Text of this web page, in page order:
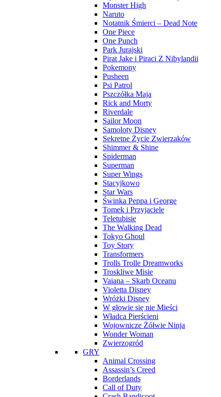
Monster High
Naruto
Notatnik Śmierci – Dead Note
One Piece
One Punch
Park Jurajski
Pirat Jake i Piraci Z Nibylandii
Pokemony
Pusheen
Psi Patrol
Pszczółka Maja
Rick and Morty
Riverdale
Sailor Moon
Samoloty Disney
Sekretne Życie Zwierzaków
Shimmer & Shine
Spiderman
Superman
Super Wings
Stacyjkowo
Star Wars
Świnka Peppa i George
Tomek i Przyjaciele
Teletubisie
The Walking Dead
Tokyo Ghoul
Toy Story
Transformers
Trolls Trolle Dreamworks
Troskliwe Misie
Vaiana – Skarb Oceanu
Violetta Disney
Wróżki Disney
W głowie się nie Mieści
Władca Pierścieni
Wojownicze Żółwie Ninja
Wonder Woman
Zwierzogród
GRY
Animal Crossing
Assassin’s Creed
Borderlands
Call of Duty